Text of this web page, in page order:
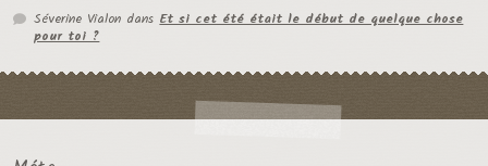
Séverine Vialon dansEt si cet été était le début de quelque chose
pour toi ?